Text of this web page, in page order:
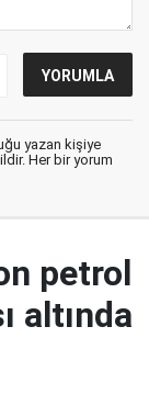
yazan kişiye
Her bir yorum
petrol
altında